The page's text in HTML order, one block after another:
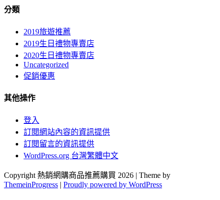
分類
2019旅遊推薦
2019生日禮物專賣店
2020生日禮物專賣店
Uncategorized
促銷優惠
其他操作
登入
訂閱網站內容的資訊提供
訂閱留言的資訊提供
WordPress.org 台灣繁體中文
Copyright 熱銷網購商品推薦購買 2026 | Theme by
ThemeinProgress | Proudly powered by WordPress